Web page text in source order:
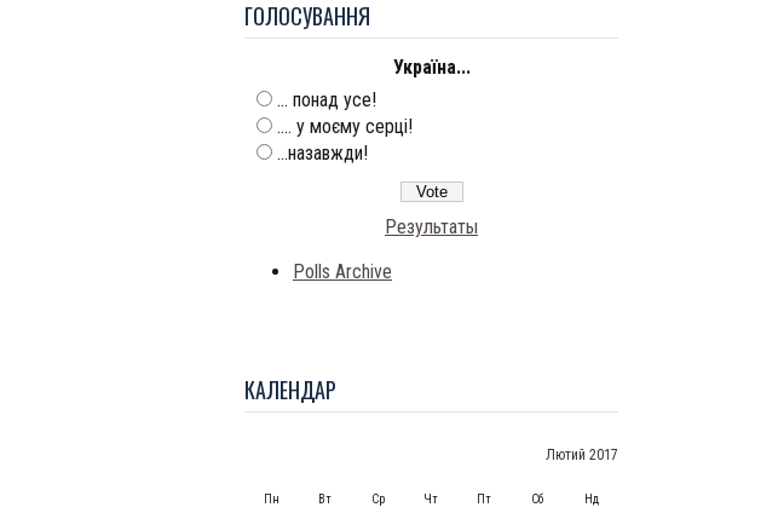
ГОЛОСУВАННЯ
Україна...
... понад усе!
.... у моєму серці!
...назавжди!
Результаты
Polls Archive
КАЛЕНДАР
Лютий 2017
Пн Вт Ср Чт Пт Сб Нд